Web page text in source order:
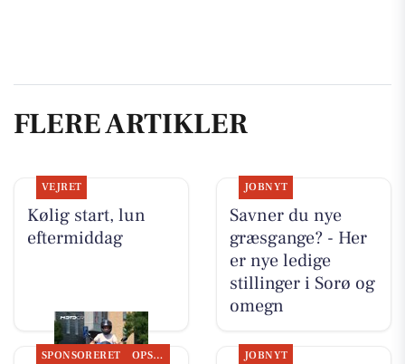
FLERE ARTIKLER
VEJRET
Kølig start, lun
eftermiddag
JOBNYT
Savner du nye
græsgange? - Her
er nye ledige
stillinger i Sorø og
omegn
SPONSORERET OPSLAGSTAVLEN JOBNYT